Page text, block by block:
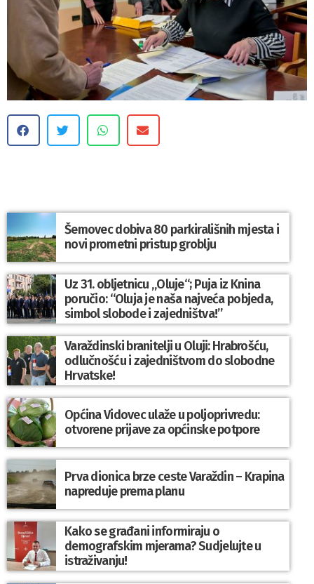
Šemovec dobiva 80 parkirališnih mjesta i
novi prometni pristup groblju
Uz 31. obljetnicu „Oluje“; Puja iz Knina
poručio: “Oluja je naša najveća pobjeda,
simbol slobode i zajedništva!”
Varaždinski branitelji u Oluji: Hrabrošću,
odlučnošću i zajedništvom do slobodne
Hrvatske!
Općina Vidovec ulaže u poljoprivredu:
otvorene prijave za općinske potpore
Prva dionica brze ceste Varaždin – Krapina
napreduje prema planu
Kako se građani informiraju o
demografskim mjerama? Sudjelujte u
istraživanju!